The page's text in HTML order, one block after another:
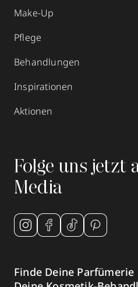
Make-Up
Pflege
Behandlungen
Inspirationen
Aktionen
Folge uns jetzt
Media
Finde Deine